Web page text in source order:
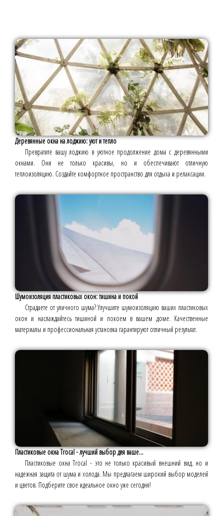
Деревянные окна на лоджию: уют и тепло
Превратите вашу лоджию в уютное продолжение дома с деревянными
окнами. Они не только красивы, но и обеспечивают отличную
теплоизоляцию. Создайте комфортное пространство для отдыха и релаксации.
Шумоизоляция пластиковых окон: тишина и покой
Страдаете от уличного шума? Улучшите шумоизоляцию ваших пластиковых
окон и наслаждайтесь тишиной и покоем в вашем доме. Качественные
материалы и профессиональная установка гарантируют отличный результат.
Пластиковые окна Trocal - лучший выбор для ваше...
Пластиковые окна Trocal - это не только красивый внешний вид, но и
надежная защита от шума и холода. Мы предлагаем широкий выбор моделей
и цветов. Подберите свое идеальное окно уже сегодня!